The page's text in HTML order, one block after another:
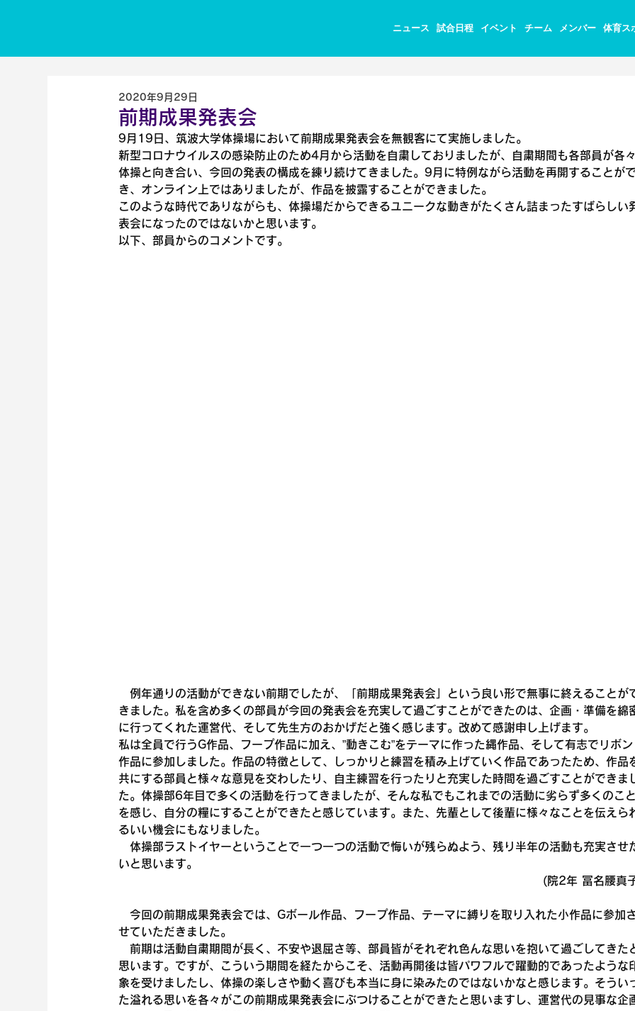
ニュース 試合日程 イベント チーム メンバー 体育ス
前期成果発表会
2020年9月29日
9月19日、筑波大学体操場において前期成果発表会を無観客にて実施しました。
新型コロナウイルスの感染防止のため4月から活動を自粛しておりましたが、自粛期間も各部員が各々
体操と向き合い、今回の発表の構成を練り続けてきました。9月に特例ながら活動を再開することがで
き、オンライン上ではありましたが、作品を披露することができました。
このような時代でありながらも、体操場だからできるユニークな動きがたくさん詰まったすばらしい
表会になったのではないかと思います。
以下、部員からのコメントです。
例年通りの活動ができない前期でしたが、「前期成果発表会」という良い形で無事に終えることが
きました。私を含め多くの部員が今回の発表会を充実して過ごすことができたのは、企画・準備を綿
に行ってくれた運営代、そして先生方のおかげだと強く感じます。改めて感謝申し上げます。
私は全員で行うG作品、フープ作品に加え、”動きこむ”をテーマに作った縄作品、そして有志でリボン
作品に参加しました。作品の特徴として、しっかりと練習を積み上げていく作品であったため、作品
共にする部員と様々な意見を交わしたり、自主練習を行ったりと充実した時間を過ごすことができま
た。体操部6年目で多くの活動を行ってきましたが、そんな私でもこれまでの活動に劣らず多くのこと
を感じ、自分の糧にすることができたと感じています。また、先輩として後輩に様々なことを伝えら
るいい機会にもなりました。
体操部ラストイヤーということで一つ一つの活動で悔いが残らぬよう、残り半年の活動も充実させ
いと思います。
(院2年 冨名腰真
今回の前期成果発表会では、Gボール作品、フープ作品、テーマに縛りを取り入れた小作品に参加さ
せていただきました。
前期は活動自粛期間が長く、不安や退屈さ等、部員皆がそれぞれ色んな思いを抱いて過ごしてきた
思います。ですが、こういう期間を経たからこそ、活動再開後は皆パワフルで躍動的であったような
象を受けましたし、体操の楽しさや動く喜びも本当に身に染みたのではないかなと感じます。そうい
た溢れる思いを各々がこの前期成果発表会にぶつけることができたと思いますし、運営代の見事な企